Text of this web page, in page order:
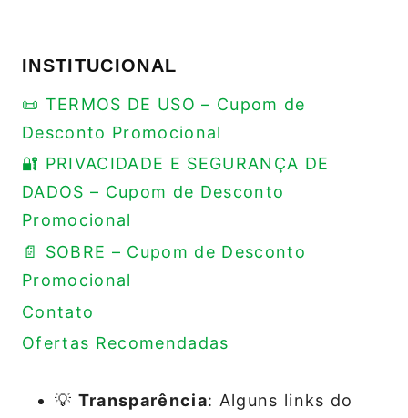
INSTITUCIONAL
📜 TERMOS DE USO – Cupom de
Desconto Promocional
🔐 PRIVACIDADE E SEGURANÇA DE
DADOS – Cupom de Desconto
Promocional
📄 SOBRE – Cupom de Desconto
Promocional
Contato
Ofertas Recomendadas
💡 Transparência: Alguns links do